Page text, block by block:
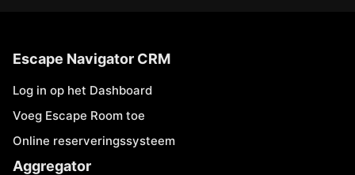
Escape Navigator CRM
Log in op het Dashboard
Voeg Escape Room toe
Online reserveringssysteem
Aggregator